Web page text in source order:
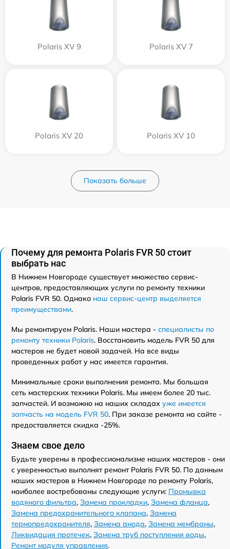
Polaris XV 9 Polaris XV 7
Polaris XV 20 Polaris XV 10
Показать больше
Почему для ремонта Polaris FVR 50 стоит
выбрать нас
В Нижнем Новгороде существует множество сервис-
центров, предоставляющих услуги по ремонту техники
Polaris FVR 50. Однако наш сервис-центр выделяется
преимуществами.
Мы ремонтируем Polaris. Наши мастера - специалисты по
ремонту техники Polaris. Восстановить модель FVR 50 для
мастеров не будет новой задачей. На все виды
проведенных работ у нас имеется гарантия.
Минимальные сроки выполнения ремонта. Мы большая
сеть мастерских техники Polaris. Мы имеем более 20 тыс.
запчастей. И возможно на наших складах уже имеется
запчасть на модель FVR 50. При заказе ремонта на сайте -
предоставляется скидка -25%.
Знаем свое дело
Будьте уверены в профессионализме наших мастеров - они
с уверенностью выполнят ремонт Polaris FVR 50. По данным
наших мастеров в Нижнем Новгороде по ремонту Polaris,
наиболее востребованы следующие услуги: Промывка
водяного фильтра, Замена прокладки, Замена фланца,
Замена предохранительного клапана, Замена
термопредохранителя, Замена анода, Замена мембраны,
Ликвидация протечек, Замена труб поступления воды,
Ремонт модуля управления.